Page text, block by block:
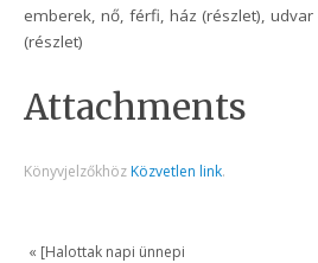
emberek, nő, férfi, ház (részlet), udvar
(részlet)
Attachments
Könyvjelzőkhöz Közvetlen link.
« [Halottak napi ünnepi